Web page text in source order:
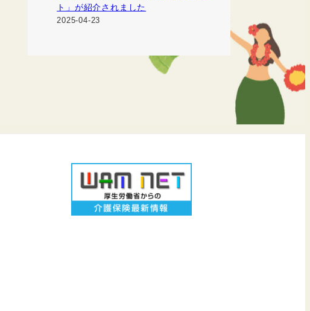
ト」が紹介されました
2025-04-23